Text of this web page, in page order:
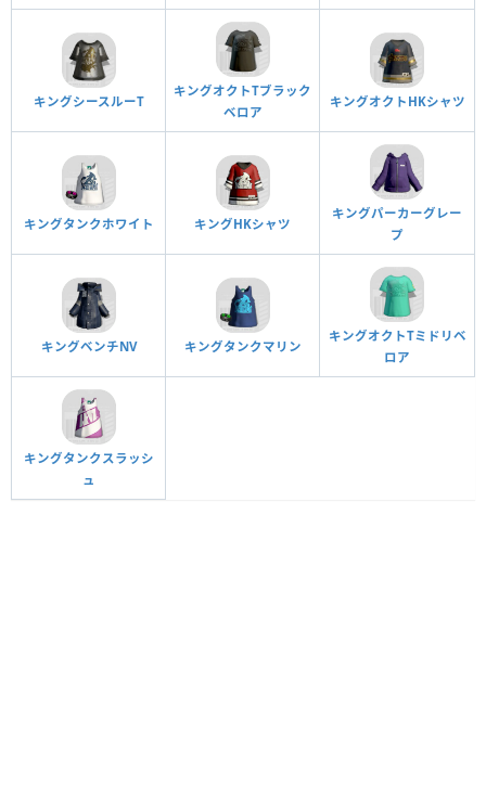
キングシースルーT
キングオクトTブラック
ベロア
キングオクトHKシャツ
キングタンクホワイト キングHKシャツ
キングパーカーグレー
プ
キングベンチNV キングタンクマリン
キングオクトTミドリベ
ロア
キングタンクスラッシ
ュ